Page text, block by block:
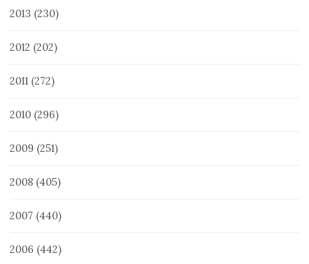
2013 (230)
2012 (202)
2011 (272)
2010 (296)
2009 (251)
2008 (405)
2007 (440)
2006 (442)